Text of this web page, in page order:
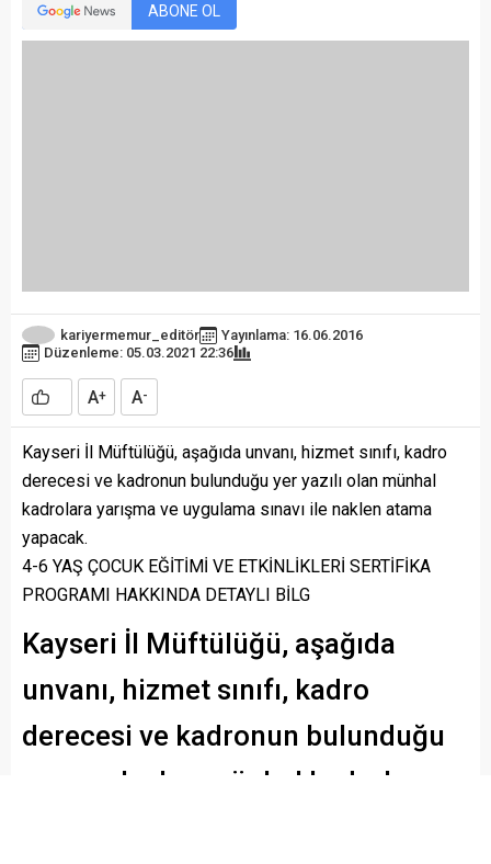
ABONE OL
kariyermemur_editör
Yayınlama: 16.06.2016
Düzenleme: 05.03.2021 22:36
A+ A-
Kayseri İl Müftülüğü, aşağıda unvanı, hizmet sınıfı, kadro
derecesi ve kadronun bulunduğu yer yazılı olan münhal
kadrolara yarışma ve uygulama sınavı ile naklen atama
yapacak.
4-6 YAŞ ÇOCUK EĞİTİMİ VE ETKİNLİKLERİ SERTİFİKA
PROGRAMI HAKKINDA DETAYLI BİLG
Kayseri İl Müftülüğü, aşağıda
unvanı, hizmet sınıfı, kadro
derecesi ve kadronun bulunduğu
yer yazılı olan münhal kadrolara